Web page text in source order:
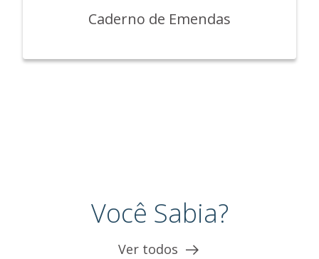
Caderno de Emendas
Você Sabia?
Ver todos